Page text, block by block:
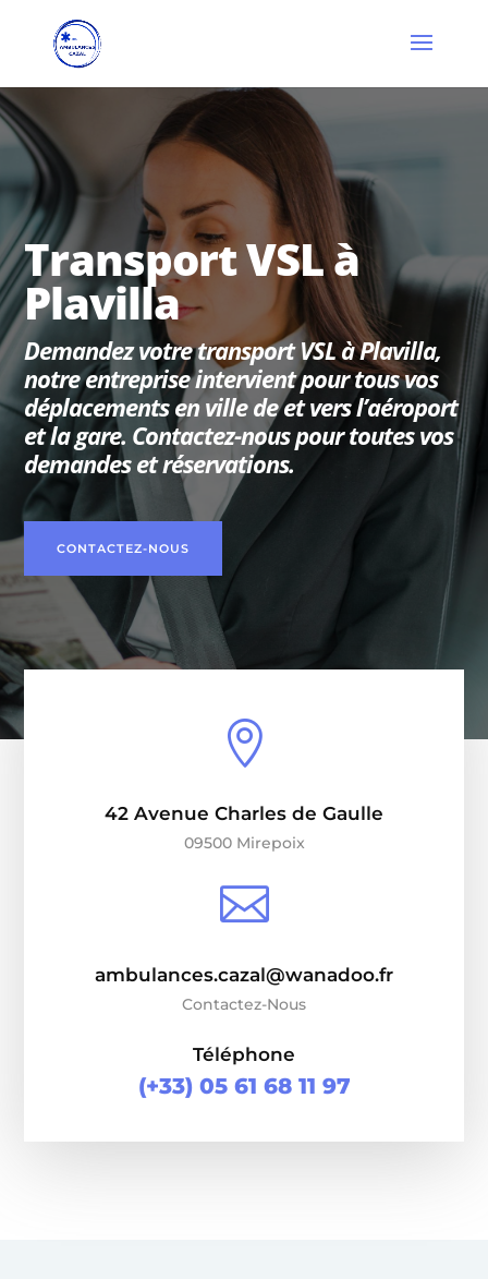
Transport VSL à
Plavilla
Demandez votre transport VSL à Plavilla,
notre entreprise intervient pour tous vos
déplacements en ville de et vers l’aéroport
et la gare. Contactez-nous pour toutes vos
demandes et réservations.
CONTACTEZ-NOUS

42 Avenue Charles de Gaulle
09500 Mirepoix

ambulances.cazal@wanadoo.fr
Contactez-Nous
Téléphone
(+33) 05 61 68 11 97